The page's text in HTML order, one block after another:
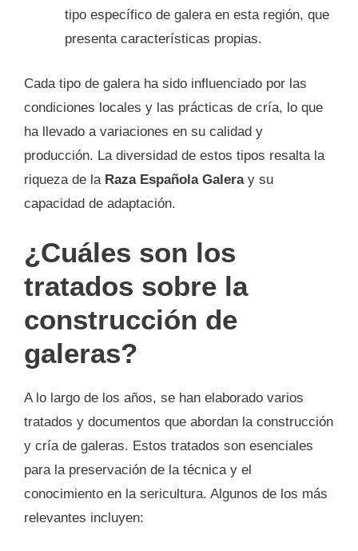
tipo específico de galera en esta región, que
presenta características propias.
Cada tipo de galera ha sido influenciado por las
condiciones locales y las prácticas de cría, lo que
ha llevado a variaciones en su calidad y
producción. La diversidad de estos tipos resalta la
riqueza de la Raza Española Galeray su
capacidad de adaptación.
¿Cuáles son los
tratados sobre la
construcción de
galeras?
A lo largo de los años, se han elaborado varios
tratados y documentos que abordan la construcción
y cría de galeras. Estos tratados son esenciales
para la preservación de la técnica y el
conocimiento en la sericultura. Algunos de los más
relevantes incluyen: